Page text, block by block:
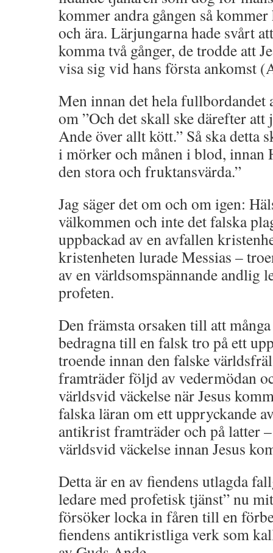
kommer andra gången så
och ära. Lärjungarna hade svårt
komma två gånger, de trodde att
visa sig vid hans första ankomst
Men innan det hela fullbordandet
om ”Och det skall ske därefter
Ande över allt kött.” Så ska detta
i mörker och månen i blod, innan
den stora och fruktansvärda.”
Jag säger det om och om igen:
välkommen och inte det falska
uppbackad av en avfallen
kristenheten lurade Messias –
av en världsomspännande andlig
profeten.
Den främsta orsaken till att
bedragna till en falsk tro på ett
troende innan den falske
framträder följd av vedermödan
världsvid väckelse när Jesus
falska läran om ett uppryckande
antikrist framträder och på latter
världsvid väckelse innan Jesus
Detta är en av fiendens utlagda
ledare med profetisk tjänst” nu
försöker locka in fåren till en
fiendens antikristliga verk som